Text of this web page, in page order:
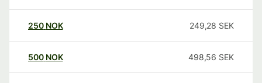
250 NOK 249,28 SEK
500 NOK 498,56 SEK